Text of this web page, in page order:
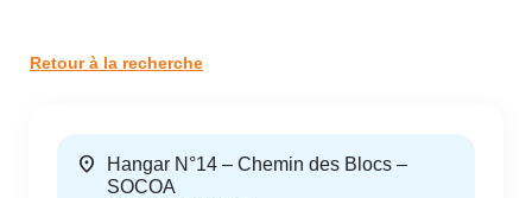
Retour à la recherche
location_on
Hangar N°14 – Chemin des Blocs –
SOCOA